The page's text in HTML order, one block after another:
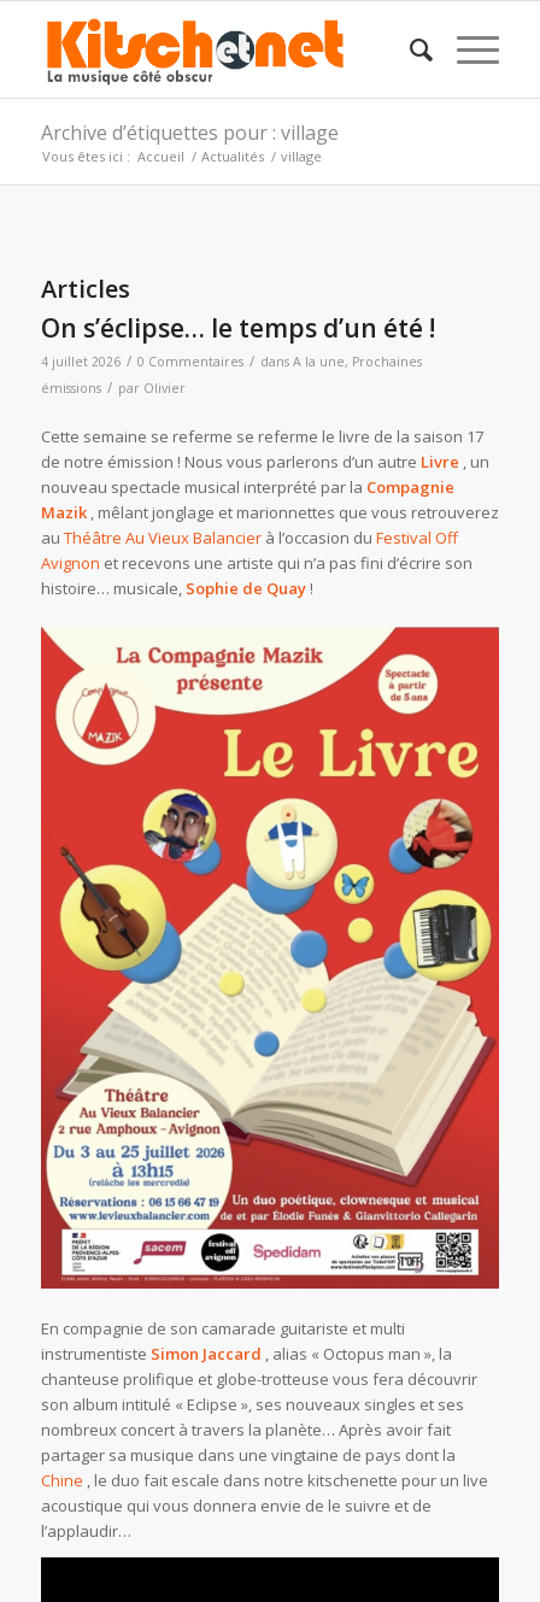
Archive d’étiquettes pour : village
Vous êtes ici : Accueil / Actualités / village
Articles
On s’éclipse… le temps d’un été !
4 juillet 2026 / 0 Commentaires / dans A la une, Prochaines
émissions / par Olivier
Cette semaine se referme se referme le livre de la saison 17
de notre émission ! Nous vous parlerons d’un autre Livre , un
nouveau spectacle musical interprété par la Compagnie
Mazik , mêlant jonglage et marionnettes que vous retrouverez
au Théâtre Au Vieux Balancierà l’occasion du Festival Off
Avignon et recevons une artiste qui n’a pas fini d’écrire son
histoire… musicale, Sophie de Quay!
En compagnie de son camarade guitariste et multi
instrumentiste Simon Jaccard , alias « Octopus man », la
chanteuse prolifique et globe-trotteuse vous fera découvrir
son album intitulé « Eclipse », ses nouveaux singles et ses
nombreux concert à travers la planète… Après avoir fait
partager sa musique dans une vingtaine de pays dont la
Chine , le duo fait escale dans notre kitschenette pour un live
acoustique qui vous donnera envie de le suivre et de
l’applaudir…